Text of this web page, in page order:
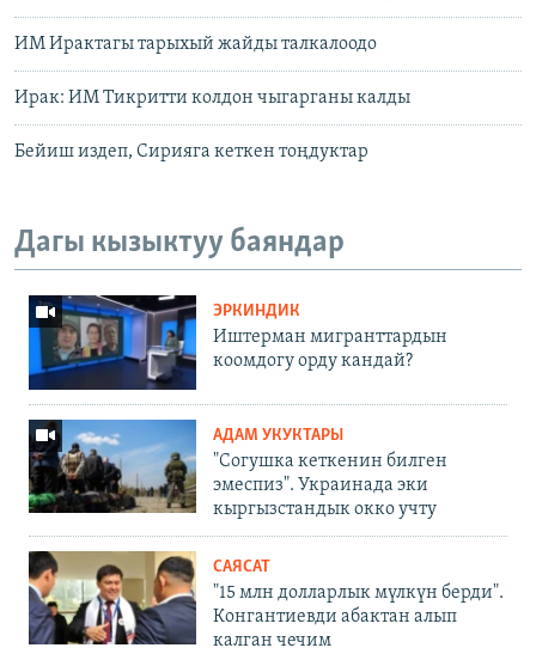
ИМ Ирактагы тарыхый жайды талкалоодо
Ирак: ИМ Тикритти колдон чыгарганы калды
Бейиш издеп, Сирияга кеткен тоңдуктар
Дагы кызыктуу баяндар
ЭРКИНДИК
Иштерман мигранттардын
коомдогу орду кандай?
АДАМ УКУКТАРЫ
"Согушка кеткенин билген
эмеспиз". Украинада эки
кыргызстандык окко учту
САЯСАТ
"15 млн долларлык мүлкүн берди".
Конгантиевди абактан алып
калган чечим